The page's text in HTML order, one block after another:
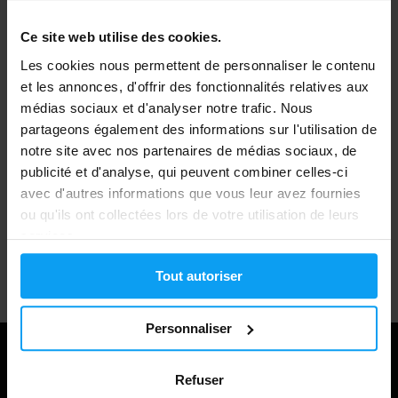
Ce site web utilise des cookies.
Les cookies nous permettent de personnaliser le contenu
et les annonces, d'offrir des fonctionnalités relatives aux
médias sociaux et d'analyser notre trafic. Nous
partageons également des informations sur l'utilisation de
notre site avec nos partenaires de médias sociaux, de
publicité et d'analyse, qui peuvent combiner celles-ci
avec d'autres informations que vous leur avez fournies
ou qu'ils ont collectées lors de votre utilisation de leurs
services.
Tout autoriser
Personnaliser
Refuser
négligeables – des traces se trouvent dans l'avocat, le
pamplemousse ou le poisson. Un complément
alimentaire à base deHMBest donc le seul moyen
pratique d'atteindre les doses documentées par la
recherche pour obtenir des effets mesurables.
À quoi sert le HMB et pour qui
est-il le plus bénéfique
prouvés comme étant plus marqués chez certains
groupes – il est donc utile de savoir si vous en faites
partie avant de prendre votre première dose.
Expédition rapide
Plus de 3000 produits en stock
1.000.000+ clients